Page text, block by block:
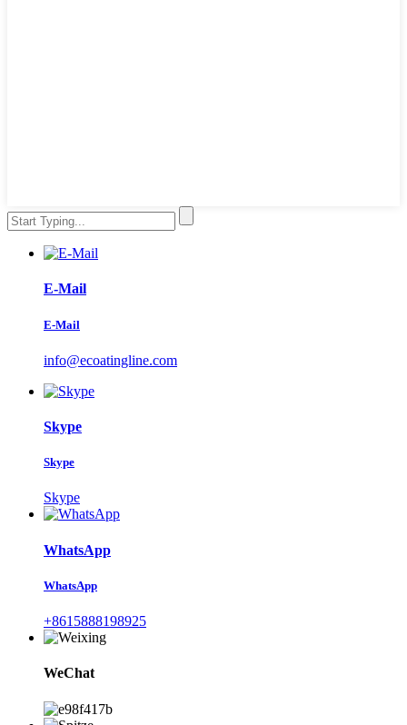
E-Mail
E-Mail
info@ecoatingline.com
Skype
Skype
Skype
WhatsApp
WhatsApp
+8615888198925
WeChat